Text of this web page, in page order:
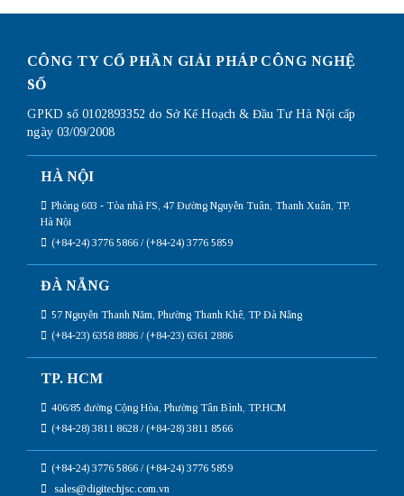
CÔNG TY CỔ PHẦN GIẢI PHÁP CÔNG NGHỆ
SỐ
GPKD số 0102893352 do Sở Kế Hoạch & Đầu Tư Hà Nội cấp
ngày 03/09/2008
HÀ NỘI
Phòng 603 - Tòa nhà FS, 47 Đường Nguyễn Tuân, Thanh Xuân, TP.
Hà Nội
(+84-24) 3776 5866 / (+84-24) 3776 5859
ĐÀ NẴNG
57 Nguyễn Thanh Năm, Phường Thanh Khê, TP Đà Nẵng
(+84-23) 6358 8886 / (+84-23) 6361 2886
TP. HCM
406/85 đường Cộng Hòa, Phường Tân Bình, TP.HCM
(+84-28) 3811 8628 / (+84-28) 3811 8566
(+84-24) 3776 5866 / (+84-24) 3776 5859
sales@digitechjsc.com.vn